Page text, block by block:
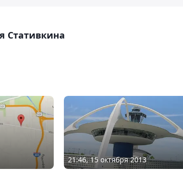
Стативкина
21:46, 15 октября 2013